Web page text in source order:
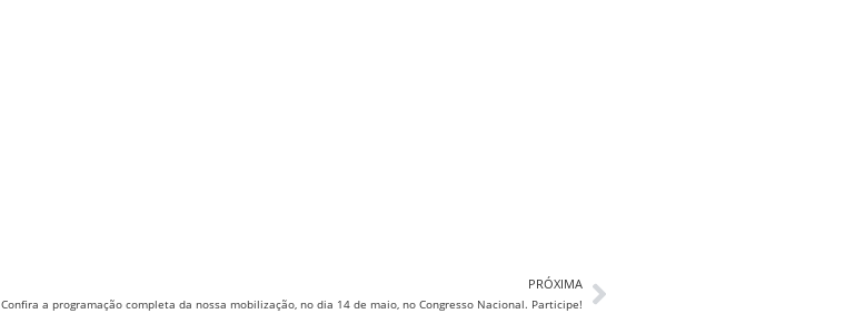
PRÓXIMA
Confira a programação completa da nossa mobilização, no dia 14 de maio, no Congresso Nacional. Participe!